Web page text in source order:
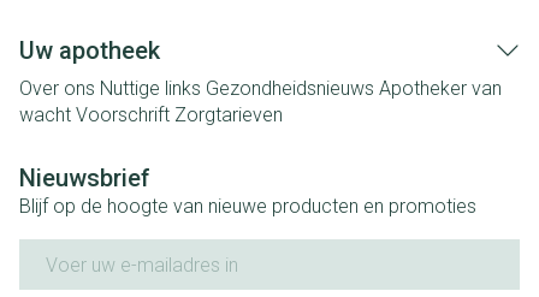
Uw apotheek
Over ons Nuttige links Gezondheidsnieuws Apotheker van
wacht Voorschrift Zorgtarieven
Nieuwsbrief
Blijf op de hoogte van nieuwe producten en promoties